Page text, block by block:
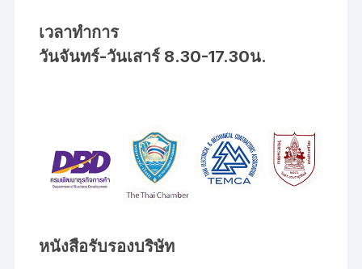
เวลาทำการ
วันจันทร์-วันเสาร์ 8.30-17.30น.
หนังสือรับรองบริษัท